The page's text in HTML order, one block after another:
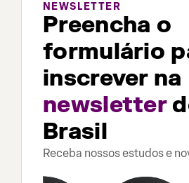
NEWSLETTER
Preencha o
formulário
inscrever na
newsletter
Brasil
Receba nossos estudos e